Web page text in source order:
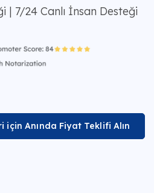
| 7/24 Canlı İnsan Desteği
için Anında Fiyat Teklifi Alın